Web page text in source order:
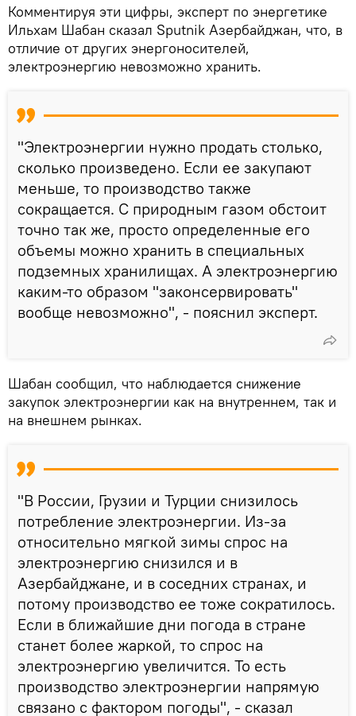
Комментируя эти цифры, эксперт по энергетике
Ильхам Шабан сказал Sputnik Азербайджан, что, в
отличие от других энергоносителей,
электроэнергию невозможно хранить.
"Электроэнергии нужно продать столько,
сколько произведено. Если ее закупают
меньше, то производство также
сокращается. С природным газом обстоит
точно так же, просто определенные его
объемы можно хранить в специальных
подземных хранилищах. А электроэнергию
каким-то образом "законсервировать"
вообще невозможно", - пояснил эксперт.
Шабан сообщил, что наблюдается снижение
закупок электроэнергии как на внутреннем, так и
на внешнем рынках.
"В России, Грузии и Турции снизилось
потребление электроэнергии. Из-за
относительно мягкой зимы спрос на
электроэнергию снизился и в
Азербайджане, и в соседних странах, и
потому производство ее тоже сократилось.
Если в ближайшие дни погода в стране
станет более жаркой, то спрос на
электроэнергию увеличится. То есть
производство электроэнергии напрямую
связано с фактором погоды", - сказал